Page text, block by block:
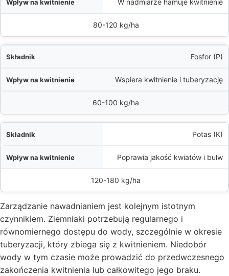
W nadmiarze hamuje kwitnienie
80-120 kg/ha
Fosfor (P)
Wspiera kwitnienie i tuberyzację
60-100 kg/ha
Potas (K)
Poprawia jakość kwiatów i bulw
120-180 kg/ha
Zarządzanie nawadnianiem jest kolejnym istotnym
czynnikiem. Ziemniaki potrzebują regularnego i
równomiernego dostępu do wody, szczególnie w okresie
tuberyzacji, który zbiega się z kwitnieniem. Niedobór
wody w tym czasie może prowadzić do przedwczesnego
zakończenia kwitnienia lub całkowitego jego braku.